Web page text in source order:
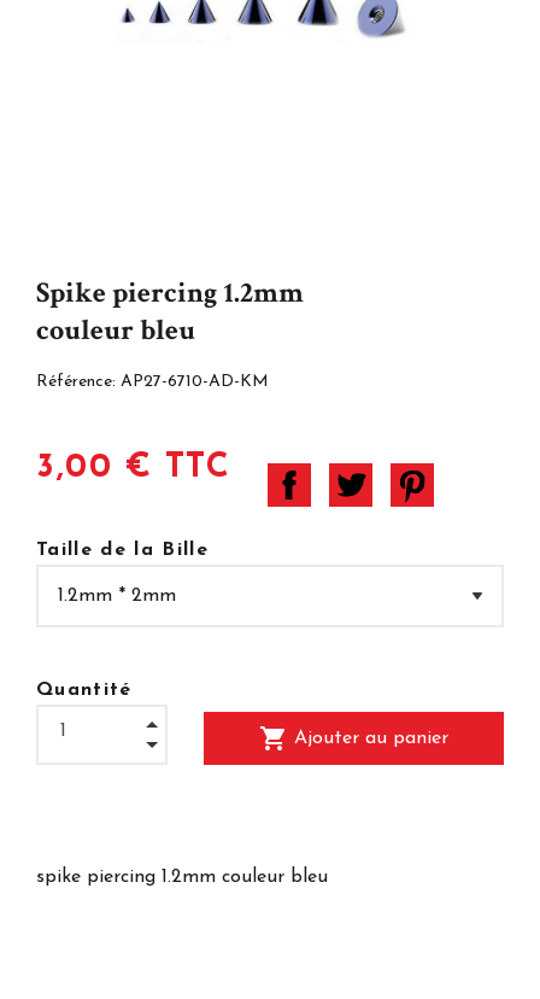
Spike piercing 1.2mm
couleur bleu
Référence: AP27-6710-AD-KM
3,00 € TTC
Taille de la Bille
Quantité
shopping_cart Ajouter au panier
spike piercing 1.2mm couleur bleu